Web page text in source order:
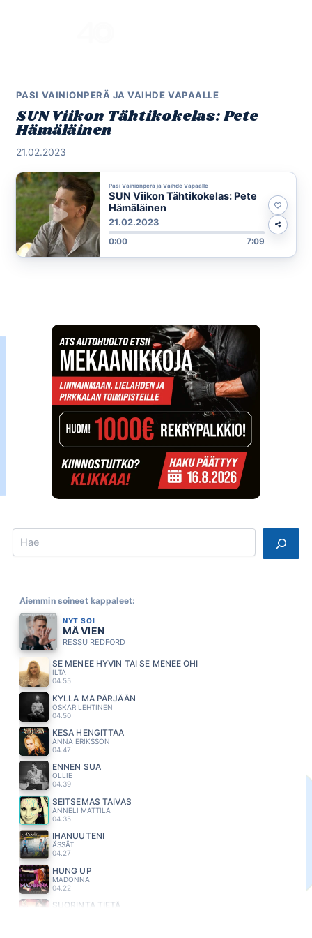
PASI VAINIONPERÄ JA VAIHDE VAPAALLE
SUN Viikon Tähtikokelas: Pete
Hämäläinen
21.02.2023
Pasi Vainionperä ja Vaihde Vapaalle
SUN Viikon Tähtikokelas: Pete
Hämäläinen
21.02.2023
0:00 7:09
Search
Aiemmin soineet kappaleet:
NYT SOI
MÄ VIEN
RESSU REDFORD
SE MENEE HYVIN TAI SE MENEE OHI
ILTA
04.55
KYLLÄ MÄ PÄRJÄÄN
OSKAR LEHTINEN
04.50
KESA HENGITTÄÄ
ANNA ERIKSSON
04.47
ENNEN SUA
OLLIE
04.39
SEITSEMAS TAIVAS
ANNELI MATTILA
04.35
IHANUUTENI
ÄSSÄT
04.27
HUNG UP
MADONNA
04.22
SUORINTA TIETÄ